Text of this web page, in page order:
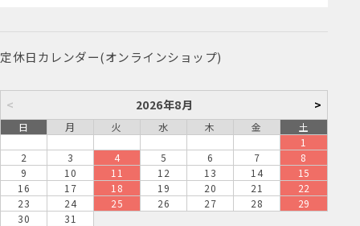
定休日カレンダー(オンラインショップ)
< 2026年8月 >
日 月 火 水 木 金
土
1
2
3 4 5 6 7
8
9
10 11 12 13 14
15
16
17 18 19 20 21
22
23
24 25 26 27 28
29
30
31